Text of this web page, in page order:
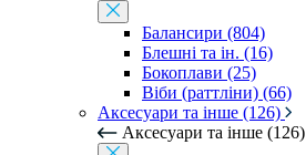
Балансири (804)
Блешні та ін. (16)
Бокоплави (25)
Віби (раттліни) (66)
Аксесуари та інше (126)
Аксесуари та інше (126)